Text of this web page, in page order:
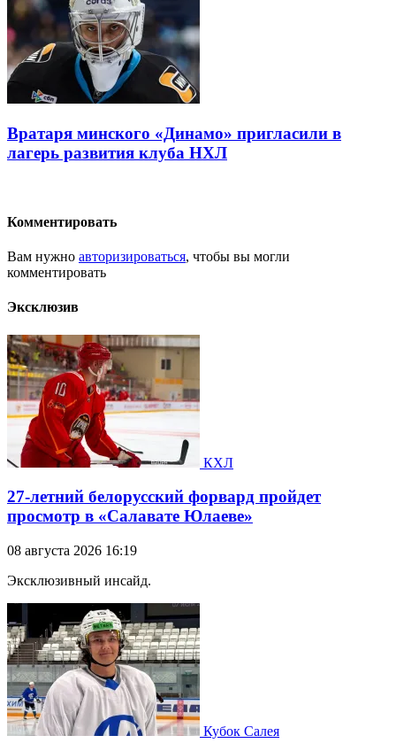
Вратаря минского «Динамо» пригласили в
лагерь развития клуба НХЛ
Комментировать
Вам нужно авторизироваться, чтобы вы могли
комментировать
Эксклюзив
КХЛ
27-летний белорусский форвард пройдет
просмотр в «Салавате Юлаеве»
08 августа 2026 16:19
Эксклюзивный инсайд.
Кубок Салея